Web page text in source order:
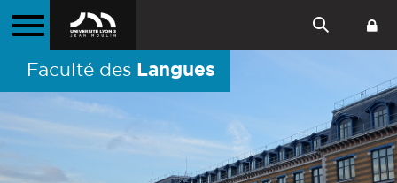
Faculté des Langues